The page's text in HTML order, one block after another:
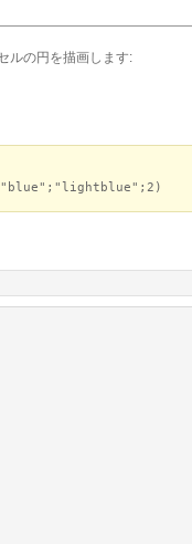
ルの円を描画します: